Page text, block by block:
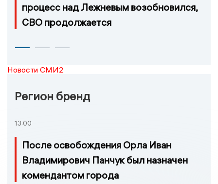
процесс над Лежневым возобновился,
СВО продолжается
Новости СМИ2
Регион бренд
13:00
После освобождения Орла Иван
Владимирович Панчук был назначен
комендантом города